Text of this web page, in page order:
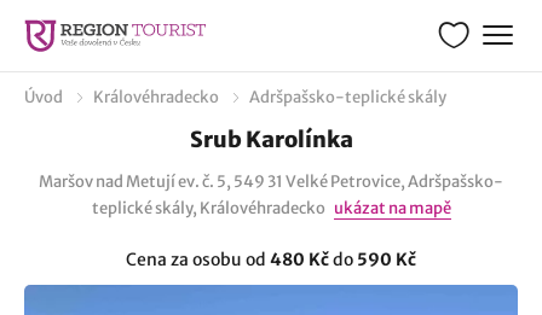
Úvod Královéhradecko Adršpašsko-teplické skály
Srub Karolínka
Maršov nad Metují ev. č. 5, 549 31 Velké Petrovice, Adršpašsko-
teplické skály, Královéhradecko ukázat na mapě
Cena za osobu od 480 Kčdo 590 Kč